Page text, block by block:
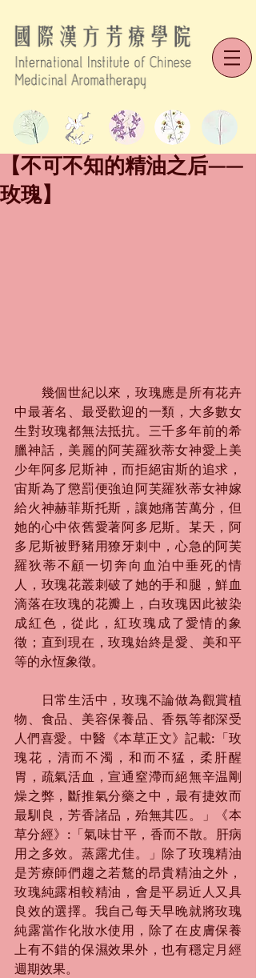
【不可不知的精油之后——
玫瑰】
幾個世紀以來，玫瑰應是所有花卉
中最著名、最受歡迎的一類，大多數女
生對玫瑰都無法抵抗。三千多年前的希
臘神話，美麗的阿芙羅狄蒂女神愛上美
少年阿多尼斯神，而拒絕宙斯的追求，
宙斯為了懲罰便強迫阿芙羅狄蒂女神嫁
給火神赫菲斯托斯，讓她痛苦萬分，但
她的心中依舊愛著阿多尼斯。某天，阿
多尼斯被野豬用獠牙刺中，心急的阿芙
羅狄蒂不顧一切奔向血泊中垂死的情
人，玫瑰花叢刺破了她的手和腿，鮮血
滴落在玫瑰的花瓣上，白玫瑰因此被染
成紅色，從此，紅玫瑰成了愛情的象
徵；直到現在，玫瑰始終是愛、美和平
等的永恆象徵。
日常生活中，玫瑰不論做為觀賞植
物、食品、美容保養品、香氛等都深受
人們喜愛。中醫《本草正文》記載:「玫
瑰花，清而不濁，和而不猛，柔肝醒
胃，疏氣活血，宣通窒滯而絕無辛温剛
燥之弊，斷推氣分藥之中，最有捷效而
最馴良，芳香諸品，殆無其匹。」《本
草分經》:「氣味甘平，香而不散。肝病
用之多效。蒸露尤佳。」除了玫瑰精油
是芳療師們趨之若鶩的昂貴精油之外，
玫瑰純露相較精油，會是平易近人又具
良效的選擇。我自己每天早晚就將玫瑰
純露當作化妝水使用，除了在皮膚保養
上有不錯的保濕效果外，也有穩定月經
週期效果。